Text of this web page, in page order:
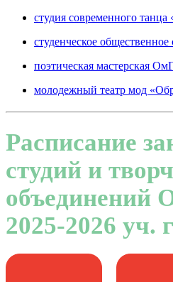
студия современного танца
студенческое
поэтическая мастерская
молодежный театр мод
Расписание
студий и
объединений
2025-2026 уч.